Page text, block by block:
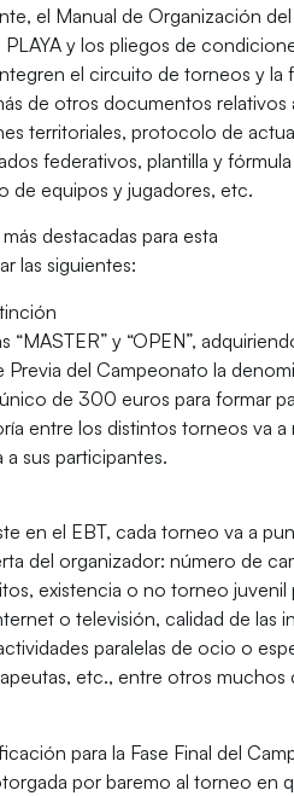
el Manual de Organización
y los pliegos de
el circuito de torneos y la
de otros documentos relativos
territoriales, protocolo de
federativos, plantilla y
de equipos y jugadores, etc.
destacadas para esta
las siguientes:
y “OPEN”,
del Campeonato la
de 300 euros para formar
entre los distintos torneos va a
sus participantes.
en el EBT, cada torneo va a
del organizador: número de
existencia o no torneo juvenil
o televisión, calidad de las
paralelas de ocio o
etc., entre otros muchos
para la Fase Final del
por baremo al torneo en